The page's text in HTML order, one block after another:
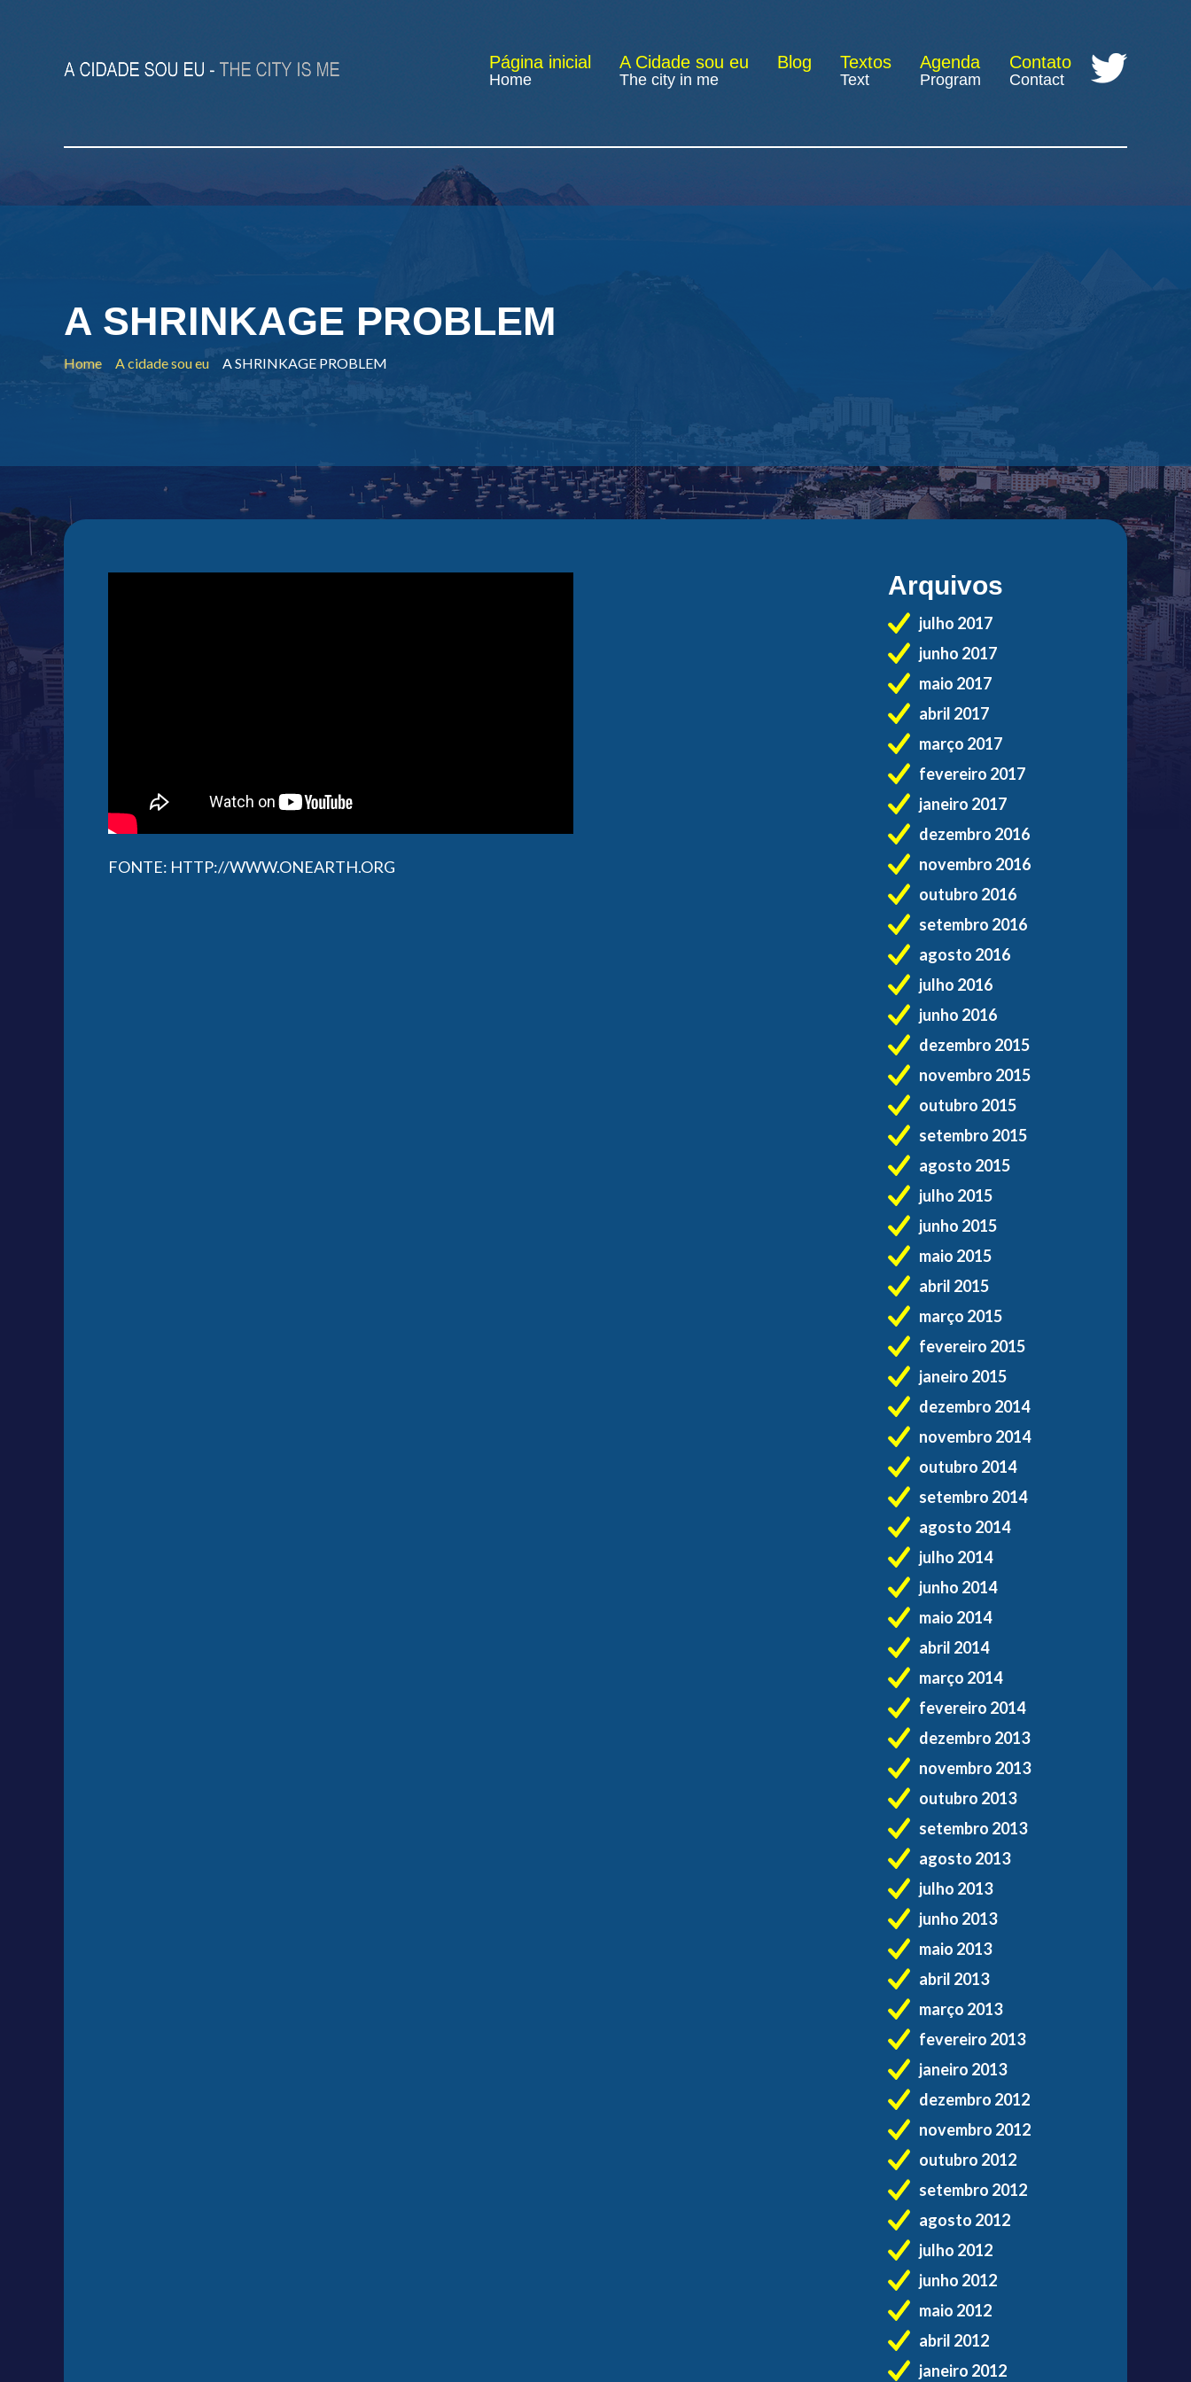
Página inicial
Home
A Cidade sou eu
The city in me
Blog Textos
Text
Agenda
Program
Contato
Contact
A SHRINKAGE PROBLEM
Home A cidade sou eu A SHRINKAGE PROBLEM
FONTE: HTTP://WWW.ONEARTH.ORG
Arquivos
julho 2017
junho 2017
maio 2017
abril 2017
março 2017
fevereiro 2017
janeiro 2017
dezembro 2016
novembro 2016
outubro 2016
setembro 2016
agosto 2016
julho 2016
junho 2016
dezembro 2015
novembro 2015
outubro 2015
setembro 2015
agosto 2015
julho 2015
junho 2015
maio 2015
abril 2015
março 2015
fevereiro 2015
janeiro 2015
dezembro 2014
novembro 2014
outubro 2014
setembro 2014
agosto 2014
julho 2014
junho 2014
maio 2014
abril 2014
março 2014
fevereiro 2014
dezembro 2013
novembro 2013
outubro 2013
setembro 2013
agosto 2013
julho 2013
junho 2013
maio 2013
abril 2013
março 2013
fevereiro 2013
janeiro 2013
dezembro 2012
novembro 2012
outubro 2012
setembro 2012
agosto 2012
julho 2012
junho 2012
maio 2012
abril 2012
janeiro 2012